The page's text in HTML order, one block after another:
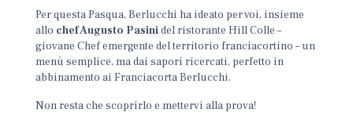
Per questa Pasqua, Berlucchi ha ideato per voi, insieme
allo chef Augusto Pasinidel ristorante Hill Colle –
giovane Chef emergente del territorio franciacortino – un
menù semplice, ma dai sapori ricercati, perfetto in
abbinamento ai Franciacorta Berlucchi.
Non resta che scoprirlo e mettervi alla prova!